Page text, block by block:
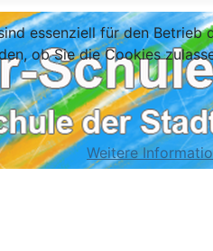
essenziell für den
ob Sie die Cookies
Weitere